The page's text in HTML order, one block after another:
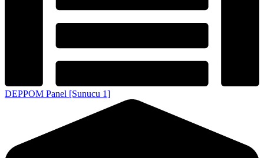
DEPPOM Panel [Sunucu 1]